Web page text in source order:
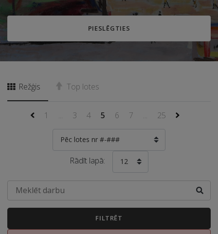
PIESLĒGTIES
Režģis Top lotes
1 ... 3 4 5 6 7 ... 25
Pēc lotes nr #-###
Rādīt lapā: 12
FILTRĒT